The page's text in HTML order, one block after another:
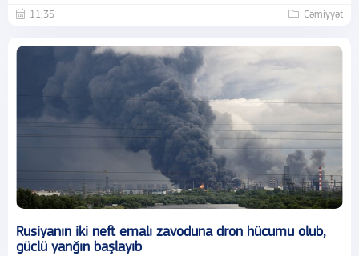
11:35 Cəmiyyət
Rusiyanın iki neft emalı zavoduna dron hücumu olub,
güclü yanğın başlayıb